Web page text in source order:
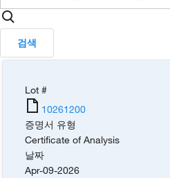
검색
Lot #
10261200
증명서 유형
Certificate of Analysis
날짜
Apr-09-2026